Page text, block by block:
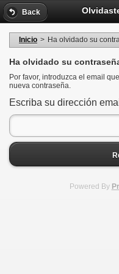
Back
Inicio > Ha olvidado su
Ha olvidado su
Por favor, introduzca el email
nueva contraseña.
Escriba su dirección
Powered By